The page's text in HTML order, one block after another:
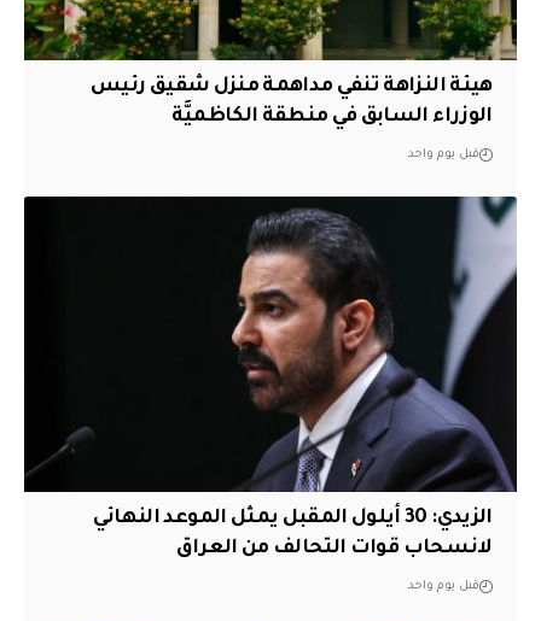
هيئة النزاهة تنفي مداهمة منزل شقيق رئيس
الوزراء السابق في منطقة الكاظميَّة
قبل يوم واحد
الزيدي: 30 أيلول المقبل يمثل الموعد النهائي
لانسحاب قوات التحالف من العراق
قبل يوم واحد